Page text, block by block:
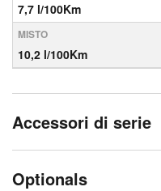
7,7 l/100Km
MISTO
10,2 l/100Km
Accessori di serie
Optionals